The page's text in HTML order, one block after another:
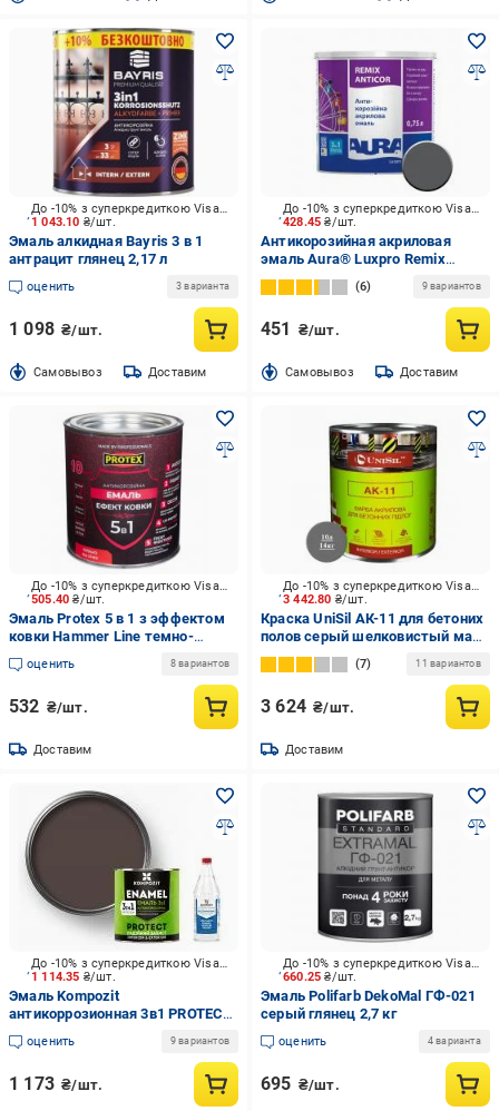
1 043.10 ₴/шт.
До -10% з суперкредиткою Visa Вигода
Эмаль алкидная Bayris 3 в 1
антрацит глянец 2,17 л
оценить 3 варианта
1 098 ₴/шт.
Cамовывоз Доставим
428.45₴/шт.
До -10% з суперкредиткою Visa Вигода
Антикорозийная акриловая
эмаль Aura® Luxpro Remix
Anticor RAL 7043 темно-серый
мат 0,75 л
6 9 вариантов
451 ₴/шт.
Cамовывоз Доставим
505.40₴/шт.
До -10% з суперкредиткою Visa Вигода
Эмаль Protex 5 в 1 з эффектом
ковки Hammer Line темно-
коричневый шелковистый мат
0,75 кг
оценить 8 вариантов
532 ₴/шт.
Доставим
3 442.80 ₴/шт.
До -10% з суперкредиткою Visa Вигода
Краска UniSil АК-11 для бетоних
полов серый шелковистый мат
10 л
7 11 вариантов
3 624 ₴/шт.
Доставим
1 114.35 ₴/шт.
До -10% з суперкредиткою Visa Вигода
Эмаль Kompozit
антикоррозионная 3в1 PROTECT
Коричневый 2,7 кг +
Растворитель универсальный
оценить 9 вариантов
1 173 ₴/шт.
660.25₴/шт.
До -10% з суперкредиткою Visa Вигода
Эмаль Polifarb DekoMal ГФ-021
серый глянец 2,7 кг
оценить 4 варианта
695 ₴/шт.